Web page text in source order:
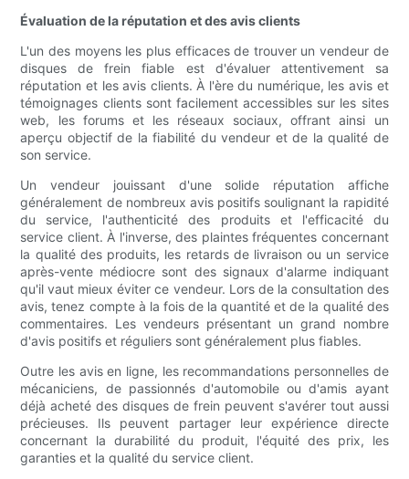
Évaluation de la réputation et des avis clients
L'un des moyens les plus efficaces de trouver un vendeur de
disques de frein fiable est d'évaluer attentivement sa
réputation et les avis clients. À l'ère du numérique, les avis et
témoignages clients sont facilement accessibles sur les sites
web, les forums et les réseaux sociaux, offrant ainsi un
aperçu objectif de la fiabilité du vendeur et de la qualité de
son service.
Un vendeur jouissant d'une solide réputation affiche
généralement de nombreux avis positifs soulignant la rapidité
du service, l'authenticité des produits et l'efficacité du
service client. À l'inverse, des plaintes fréquentes concernant
la qualité des produits, les retards de livraison ou un service
après-vente médiocre sont des signaux d'alarme indiquant
qu'il vaut mieux éviter ce vendeur. Lors de la consultation des
avis, tenez compte à la fois de la quantité et de la qualité des
commentaires. Les vendeurs présentant un grand nombre
d'avis positifs et réguliers sont généralement plus fiables.
Outre les avis en ligne, les recommandations personnelles de
mécaniciens, de passionnés d'automobile ou d'amis ayant
déjà acheté des disques de frein peuvent s'avérer tout aussi
précieuses. Ils peuvent partager leur expérience directe
concernant la durabilité du produit, l'équité des prix, les
garanties et la qualité du service client.